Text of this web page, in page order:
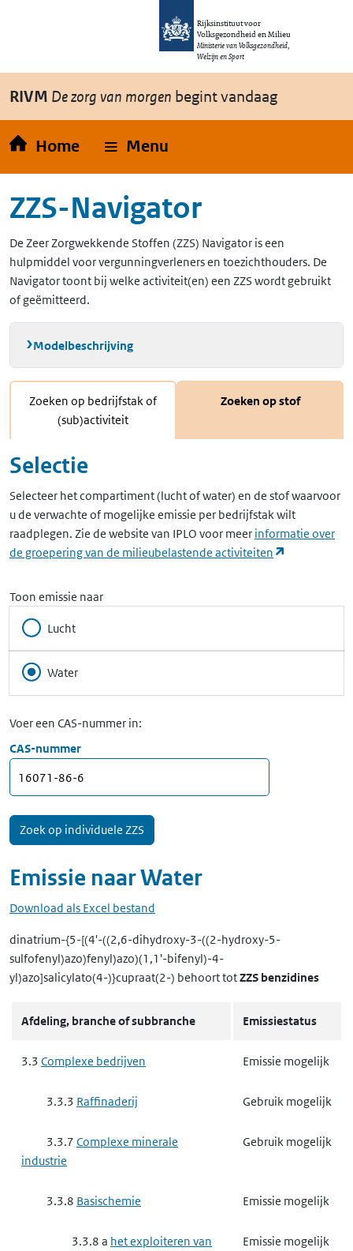
Overslaan en naar de inhoud gaan
Rijksinstituut voor
Volksgezondheid en Milieu
Ministerie van Volksgezondheid,
Welzijn en Sport
RIVM De zorg van morgen begint vandaag
Home Menu
ZZS-Navigator
De Zeer Zorgwekkende Stoffen (ZZS) Navigator is een
hulpmiddel voor vergunningverleners en toezichthouders. De
Navigator toont bij welke activiteit(en) een ZZS wordt gebruikt
of geëmitteerd.
Modelbeschrijving
Zoeken op bedrijfstak of
(sub)activiteit
Zoeken op stof
Selectie
Selecteer het compartiment (lucht of water) en de stof waarvoor
u de verwachte of mogelijke emissie per bedrijfstak wilt
raadplegen. Zie de website van IPLO voor meer informatie over
de groepering van de milieubelastende activiteiten
Toon emissie naar
Lucht
Water
Voer een CAS-nummer in:
CAS-nummer
Emissie naarWater
Download als Excel bestand
dinatrium-{5-[(4'-((2,6-dihydroxy-3-((2-hydroxy-5-
sulfofenyl)azo)fenyl)azo)(1,1'-bifenyl)-4-
yl)azo]salicylato(4-)}cupraat(2-) behoort totZZS benzidines
Afdeling, branche of subbranche Emissiestatus
3.3 Complexe bedrijven Emissie mogelijk
3.3.3 Raffinaderij Gebruik mogelijk
3.3.7 Complexe minerale
industrie
Gebruik mogelijk
3.3.8 Basischemie Emissie mogelijk
3.3.8 a het exploiteren van
Emissie mogelijk